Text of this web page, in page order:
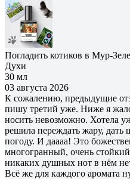
Погладить котиков в Мур-
Духи
30 мл
03 августа 2026
К сожалению, предыдущие
пишу третий уже. Ниже я
носить невозможно. Хотела
решила переждать жару, дать
погоду. И даааа! Это
многогранный, очень
никаких душных нот в нём
Всё же для каждого аромата